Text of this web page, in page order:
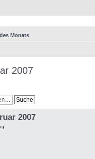
Monats
2007
2007